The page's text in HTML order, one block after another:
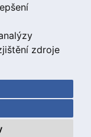
zdroje
vyhrazena.